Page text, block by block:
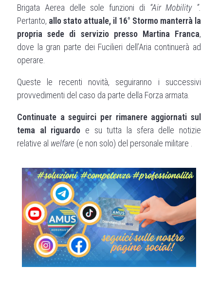
Brigata Aerea delle sole funzioni di “Air Mobility ”.
Pertanto, allo stato attuale, il 16° Stormo manterrà la
propria sede di servizio presso Martina Franca,
dove la gran parte dei Fucilieri dell’Aria continuerà ad
operare.
Queste le recenti novità, seguiranno i successivi
provvedimenti del caso da parte della Forza armata.
Continuate a seguirci per rimanere aggiornati sul
tema al riguardo e su tutta la sfera delle notizie
relative al welfare (e non solo) del personale militare .